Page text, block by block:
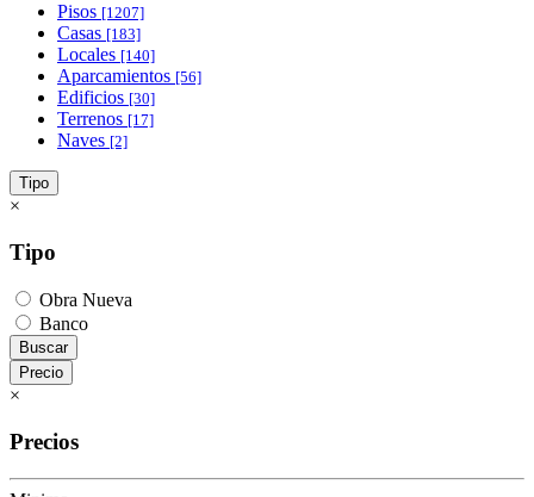
Pisos [1207]
Casas [183]
Locales [140]
Aparcamientos [56]
Edificios [30]
Terrenos [17]
Naves [2]
Tipo
×
Tipo
Obra Nueva
Banco
Buscar
Precio
×
Precios